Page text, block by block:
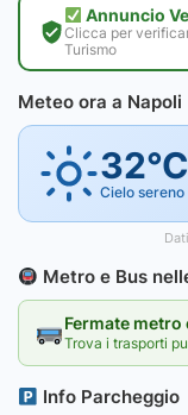
Annuncio
Clicca per
Turismo
Meteo ora a Napoli
32°C
Cielo sereno
Metro e Bus
Fermate metro
Trova i trasporti
Info Parcheggio